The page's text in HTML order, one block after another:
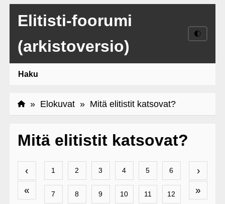
Elitisti-foorumi
(arkistoversio)
🌓
Haku
» Elokuvat» Mitä elitistit katsovat?
Mitä elitistit katsovat?
‹
«
›
»
1 2 3 4 5 6
7 8 9 10 11 12